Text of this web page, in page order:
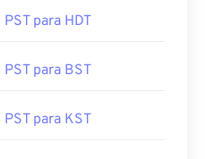
PST para HDT
PST para BST
PST para KST